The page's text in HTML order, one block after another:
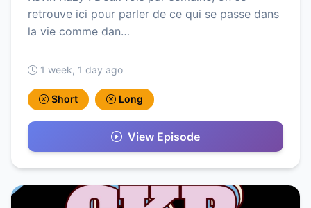
retrouve ici pour parler de ce qui se passe dans
la vie comme dan…
1 week, 1 day ago
Short Long
View Episode